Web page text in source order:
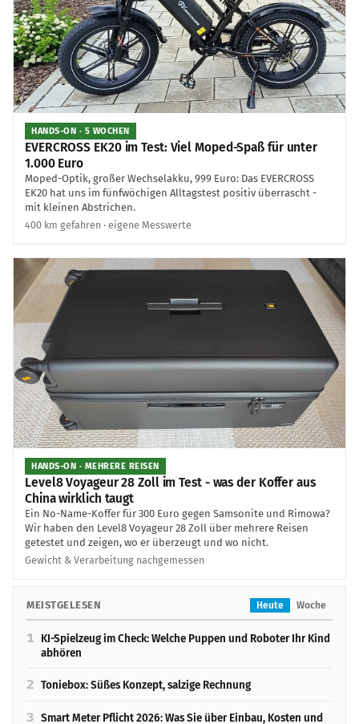
HANDS-ON · 5 WOCHEN
EVERCROSS EK20 im Test: Viel Moped-Spaß für unter
1.000 Euro
Moped-Optik, großer Wechselakku, 999 Euro: Das EVERCROSS
EK20 hat uns im fünfwöchigen Alltagstest positiv überrascht -
mit kleinen Abstrichen.
400 km gefahren · eigene Messwerte
HANDS-ON · MEHRERE REISEN
Level8 Voyageur 28 Zoll im Test - was der Koffer aus
China wirklich taugt
Ein No-Name-Koffer für 300 Euro gegen Samsonite und Rimowa?
Wir haben den Level8 Voyageur 28 Zoll über mehrere Reisen
getestet und zeigen, wo er überzeugt und wo nicht.
Gewicht & Verarbeitung nachgemessen
MEISTGELESEN Heute Woche
1 KI-Spielzeug im Check: Welche Puppen und Roboter Ihr Kind
abhören
2 Toniebox: Süßes Konzept, salzige Rechnung
3 Smart Meter Pflicht 2026: Was Sie über Einbau, Kosten und